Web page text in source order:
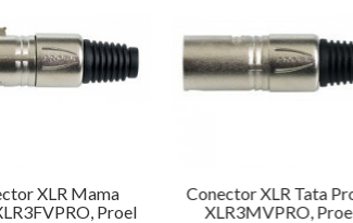
XLR Mama
Proel
Conector XLR Tata
XLR3MVPRO,